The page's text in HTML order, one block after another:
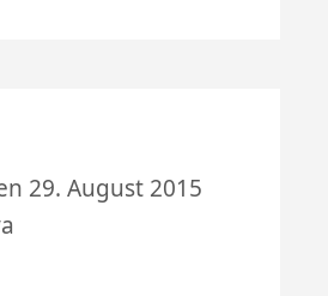
29. August 2015